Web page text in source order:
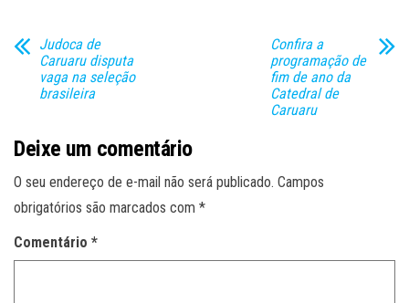
Judoca de
Caruaru disputa
vaga na seleção
brasileira
Confira a
programação de
fim de ano da
Catedral de
Caruaru
Deixe um comentário
O seu endereço de e-mail não será publicado. Campos
obrigatórios são marcados com *
Comentário *